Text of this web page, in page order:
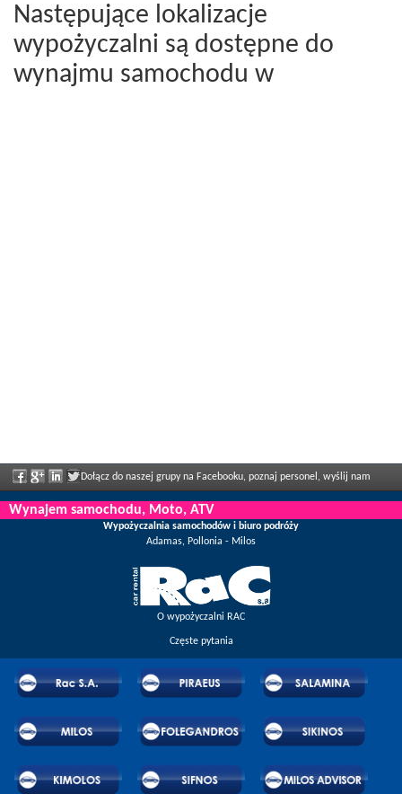
Następujące lokalizacje
wypożyczalni są dostępne do
wynajmu samochodu w
Dołącz do naszej grupy na Facebooku, poznaj personel, wyślij nam
swoją opinię i ciesz się regularnie ogłaszanymi zniżkami i ofertami.
Wynajem samochodu, Moto, ATV
Wypożyczalnia samochodów i biuro podróży
Adamas, Pollonia - Milos
O wypożyczalni RAC
Częste pytania